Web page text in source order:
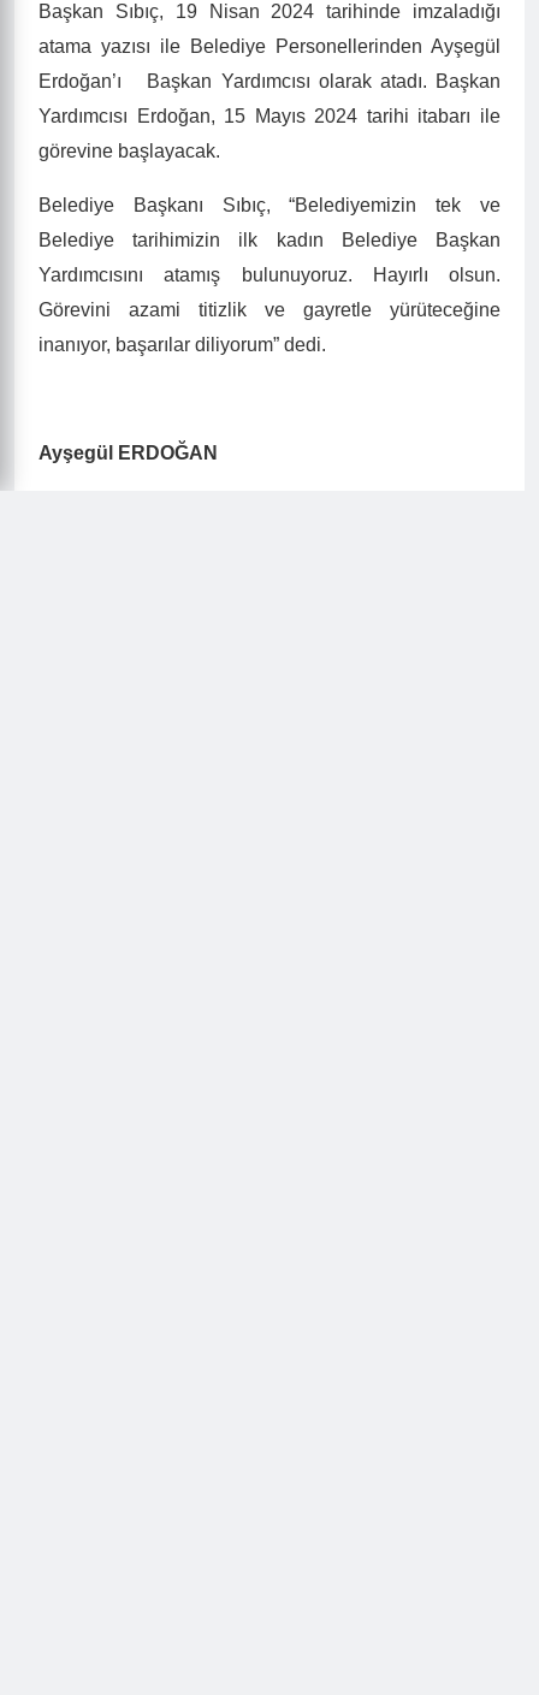
Başkan Sıbıç, 19 Nisan 2024 tarihinde imzaladığı
atama yazısı ile Belediye Personellerinden Ayşegül
Erdoğan’ı Başkan Yardımcısı olarak atadı. Başkan
Yardımcısı Erdoğan, 15 Mayıs 2024 tarihi itabarı ile
görevine başlayacak.
Belediye Başkanı Sıbıç, “Belediyemizin tek ve
Belediye tarihimizin ilk kadın Belediye Başkan
Yardımcısını atamış bulunuyoruz. Hayırlı olsun.
Görevini azami titizlik ve gayretle yürüteceğine
inanıyor, başarılar diliyorum” dedi.
Ayşegül ERDOĞAN